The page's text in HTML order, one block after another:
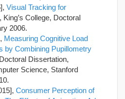
Visual Tracking for
, King’s College, Doctoral
2006.
Measuring Cognitive Load
by Combining Pupillometry
Dissertation,
Science, Stanford
Consumer Perception of